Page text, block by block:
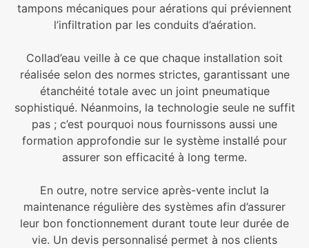
tampons mécaniques pour aérations qui préviennent
l’infiltration par les conduits d’aération.
Collad’eau veille à ce que chaque installation soit
réalisée selon des normes strictes, garantissant une
étanchéité totale avec un joint pneumatique
sophistiqué. Néanmoins, la technologie seule ne suffit
pas ; c’est pourquoi nous fournissons aussi une
formation approfondie sur le système installé pour
assurer son efficacité à long terme.
En outre, notre service après-vente inclut la
maintenance régulière des systèmes afin d’assurer
leur bon fonctionnement durant toute leur durée de
vie. Un devis personnalisé permet à nos clients